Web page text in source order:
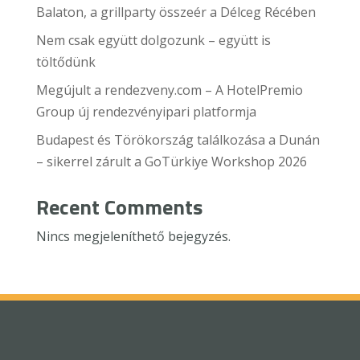
Balaton, a grillparty összeér a Délceg Récében
Nem csak együtt dolgozunk – együtt is
töltődünk
Megújult a rendezveny.com – A HotelPremio
Group új rendezvényipari platformja
Budapest és Törökország találkozása a Dunán
– sikerrel zárult a GoTürkiye Workshop 2026
Recent Comments
Nincs megjeleníthető bejegyzés.